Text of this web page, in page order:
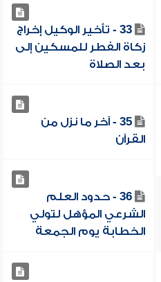
33 - تأخير الوكيل إخراج
زكاة الفطر للمسكين إلى
بعد الصلاة
35 - آخر ما نزل من
القرآن
36 - حدود العلم
الشرعي المؤهل لتولي
الخطابة يوم الجمعة